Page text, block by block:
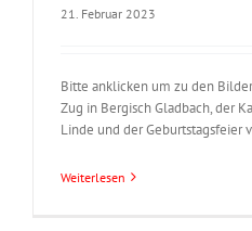
21. Februar 2023
Bitte anklicken um zu den
Zug in Bergisch Gladbach, der
Linde und der Geburtstagsfeier
Weiterlesen